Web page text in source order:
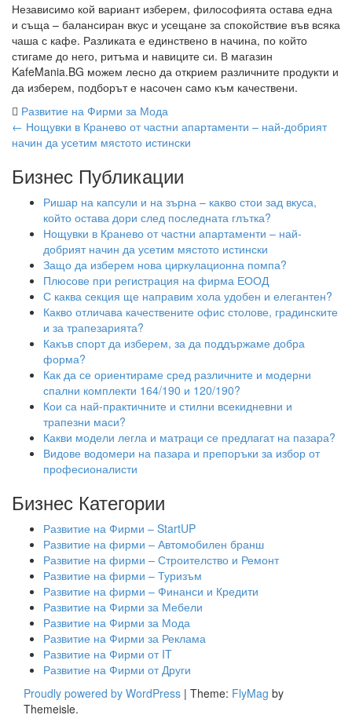
Независимо кой вариант изберем, философията остава една
и съща – балансиран вкус и усещане за спокойствие във всяка
чаша с кафе. Разликата е единствено в начина, по който
стигаме до него, ритъма и навиците си. В магазин
KafeMania.BG можем лесно да открием различните продукти и
да изберем, подборът е насочен само към качествени.
Развитие на Фирми за Мода
Post
navigation
← Нощувки в Кранево от частни апартаменти – най-добрият
начин да усетим мястото истински
Бизнес Публикации
Ришар на капсули и на зърна – какво стои зад вкуса,
който остава дори след последната глътка?
Нощувки в Кранево от частни апартаменти – най-
добрият начин да усетим мястото истински
Защо да изберем нова циркулационна помпа?
Плюсове при регистрация на фирма ЕООД
С каква секция ще направим хола удобен и елегантен?
Какво отличава качествените офис столове, градинските
и за трапезарията?
Какъв спорт да изберем, за да поддържаме добра
форма?
Как да се ориентираме сред различните и модерни
спални комплекти 164/190 и 120/190?
Кои са най-практичните и стилни всекидневни и
трапезни маси?
Какви модели легла и матраци се предлагат на пазара?
Видове водомери на пазара и препоръки за избор от
професионалисти
Бизнес Категории
Развитие на Фирми – StartUP
Развитие на фирми – Автомобилен бранш
Развитие на фирми – Строителство и Ремонт
Развитие на фирми – Туризъм
Развитие на фирми – Финанси и Кредити
Развитие на Фирми за Мебели
Развитие на Фирми за Мода
Развитие на Фирми за Реклама
Развитие на Фирми от IT
Развитие на Фирми от Други
Proudly powered by WordPress | Theme: FlyMag by
Themeisle.